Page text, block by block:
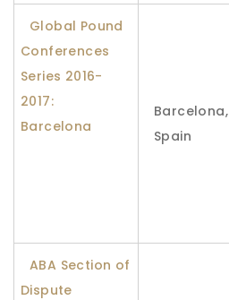
Global Pound
Conferences
Series 2016-
2017:
Barcelona
Barcelona,
Spain
ABA Section of
Dispute